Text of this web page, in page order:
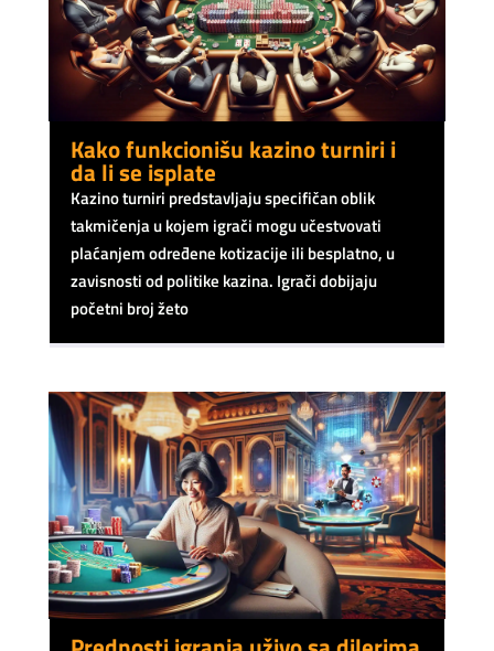
Kako funkcionišu kazino turniri i
da li se isplate
Kazino turniri predstavljaju specifičan oblik
takmičenja u kojem igrači mogu učestvovati
plaćanjem određene kotizacije ili besplatno, u
zavisnosti od politike kazina. Igrači dobijaju
početni broj žeto